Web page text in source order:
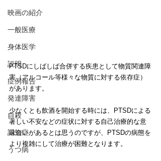
映画の紹介
一般医療
身体医学
説明
症例報告
発達障害
自殺
認知症
うつ病
PTSDにしばしば合併する疾患として物質関連障
害（アルコール等様々な物質に対する依存症）
があります。
少なくとも飲酒を開始する時には、PTSDによる
著しい不安などの症状に対する自己治療的な意
味合いがあるとは思うのですが、PTSDの病態を
より複雑にして治療が困難となります。